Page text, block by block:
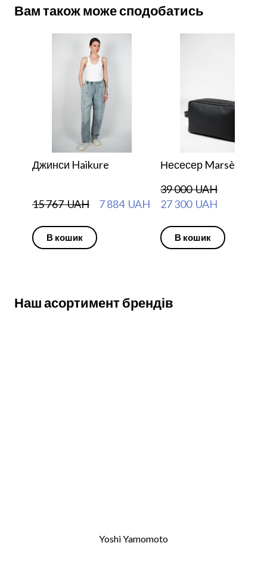
Вам також може сподобатись
Джинси Haikure
15 767  UAH 7 884  UAH
В кошик
Несесер Marsèll
39 000  UAH
27 300  UAH
В кошик
Наш асортимент брендів
Yoshi Yamomoto